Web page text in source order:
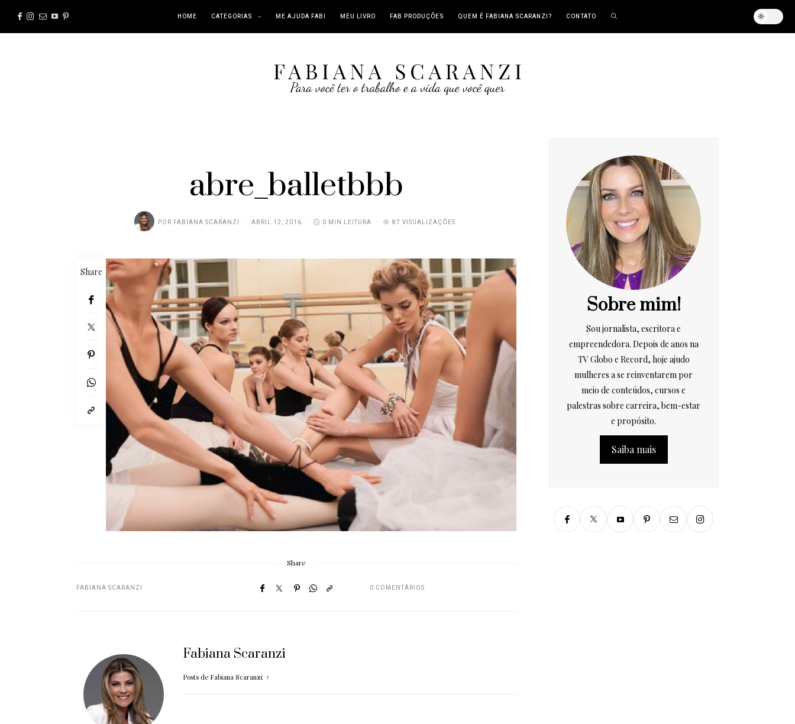
HOME CATEGORIAS ME AJUDA FABI MEU LIVRO FAB PRODUÇÕES QUEM É FABIANA SCARANZI? CONTATO
abre_balletbbb
POR FABIANA SCARANZI ABRIL 12, 2016 0 MIN LEITURA 87 VISUALIZAÇÕES
Share
Share
FABIANA SCARANZI 0 COMENTÁRIOS
Fabiana Scaranzi
Posts de Fabiana Scaranzi
Sobre mim!
Sou jornalista, escritora e
empreendedora. Depois de anos na
TV Globo e Record, hoje ajudo
mulheres a se reinventarem por
meio de conteúdos, cursos e
palestras sobre carreira, bem-estar
e propósito.
Saiba mais